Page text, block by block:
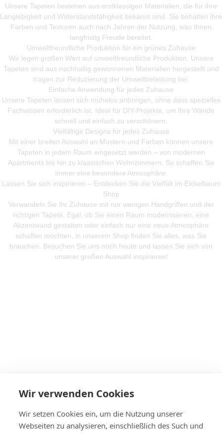
Wir verwenden Cookies
Wir setzen Cookies ein, um die Nutzung unserer
Webseiten zu analysieren, einschließlich des Such und
Unsere Tapeten bestehen aus erstklassigen Materialien, die für ihre
Langlebigkeit und Widerstandsfähigkeit bekannt sind. Sie behalten ihre
Farben und Texturen auch nach Jahren der Nutzung, was Ihnen
langfristig Freude bereitet.
Umweltfreundliche Produktion für ein grünes Zuhause
Wir legen großen Wert auf umweltfreundliche Produktion. Unsere
Tapeten sind aus nachhaltig gewonnenen Materialien hergestellt und
tragen zur Reduzierung der Umweltbelastung bei.
Einfache Anwendung für jedes Zuhause
Unsere Tapeten lassen sich mühelos anbringen, ohne dass spezielles
Fachwissen erforderlich ist. Ideal für DIY-Projekte, um Ihre Wände
schnell und einfach zu verschönern.
Vielfältige Designs für jedes Zuhause
Mit einer breiten Auswahl an Mustern und Farben können unsere
Tapeten in jedem Raum eingesetzt werden – von modernen
Apartments bis hin zu klassischen Wohnzimmern. So schaffen Sie
immer eine besondere Atmosphäre.
Lassen Sie sich inspirieren – Entdecken Sie die Vielfalt im Eickelbaum
Shop
Verwandeln Sie Ihr Zuhause mit nur wenigen Handgriffen und der
richtigen Tapete. Egal, ob Sie einen Raum modernisieren, eine
Akzentwand gestalten oder einfach nur eine neue Atmosphäre
schaffen möchten, in unserem Shop finden Sie alles, was Sie
brauchen. Besuchen Sie uns noch heute und lassen Sie sich von
unserer großen Auswahl inspirieren!